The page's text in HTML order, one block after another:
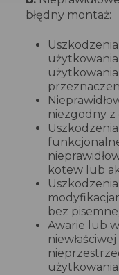
błędny montaż:
niezgodny z
kotew lub
bez
Awarie lub
użytkowania.